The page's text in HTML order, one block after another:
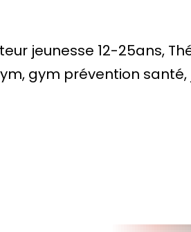
jeunesse 12-25ans,
gym prévention